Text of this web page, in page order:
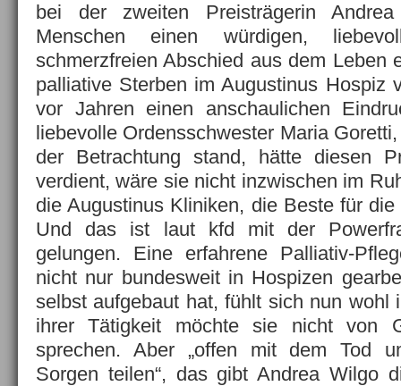
bei der zweiten Preisträgerin
Menschen einen würdigen,
schmerzfreien Abschied aus dem Leben
palliative Sterben im Augustinus Hospiz
vor Jahren einen anschaulichen
liebevolle Ordensschwester Maria
der Betrachtung stand, hätte diesen
verdient, wäre sie nicht inzwischen im
die Augustinus Kliniken, die Beste für
Und das ist laut kfd mit der
gelungen. Eine erfahrene Palliativ-
nicht nur bundesweit in Hospizen
selbst aufgebaut hat, fühlt sich nun wohl
ihrer Tätigkeit möchte sie nicht von
sprechen. Aber „offen mit dem Tod
Sorgen teilen“, das gibt Andrea Wilgo